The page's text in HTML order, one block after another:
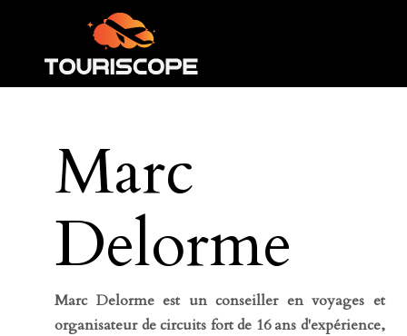
Marc
Delorme
Marc Delorme est un conseiller en voyages et
organisateur de circuits fort de 16 ans d'expérience,